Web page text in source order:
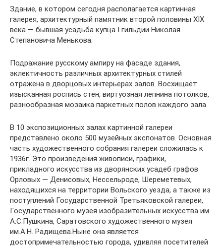
Здание, в котором сегодня располагается картинная
галерея, архитектурный памятник второй половины XIX
века — бывшая усадьба купца I гильдии Николая
Степановича Менькова.
Подражание русскому ампиру на фасаде здания,
эклектичность различных архитектурных стилей
отражена в дворцовых интерьерах залов. Восхищает
изысканная роспись стен, виртуозная лепнина потолков,
разнообразная мозаика паркетных полов каждого зала.
В 10 экспозиционных залах картинной галереи
представлено около 500 музейных экспонатов. Основная
часть художественного собрания галереи сложилась к
1936г. Это произведения живописи, графики,
прикладного искусства из дворянских усадеб графов
Орловых — Денисовых, Нессельроде, Шереметевых,
находящихся на территории Вольского уезда, а также из
поступлений Государственной Третьяковской галереи,
Государственного музея изобразительных искусства им.
А.С.Пушкина, Саратовского художественного музея
им.А.Н. Радищева.Ныне она является
достопримечательностью города, удивляя посетителей